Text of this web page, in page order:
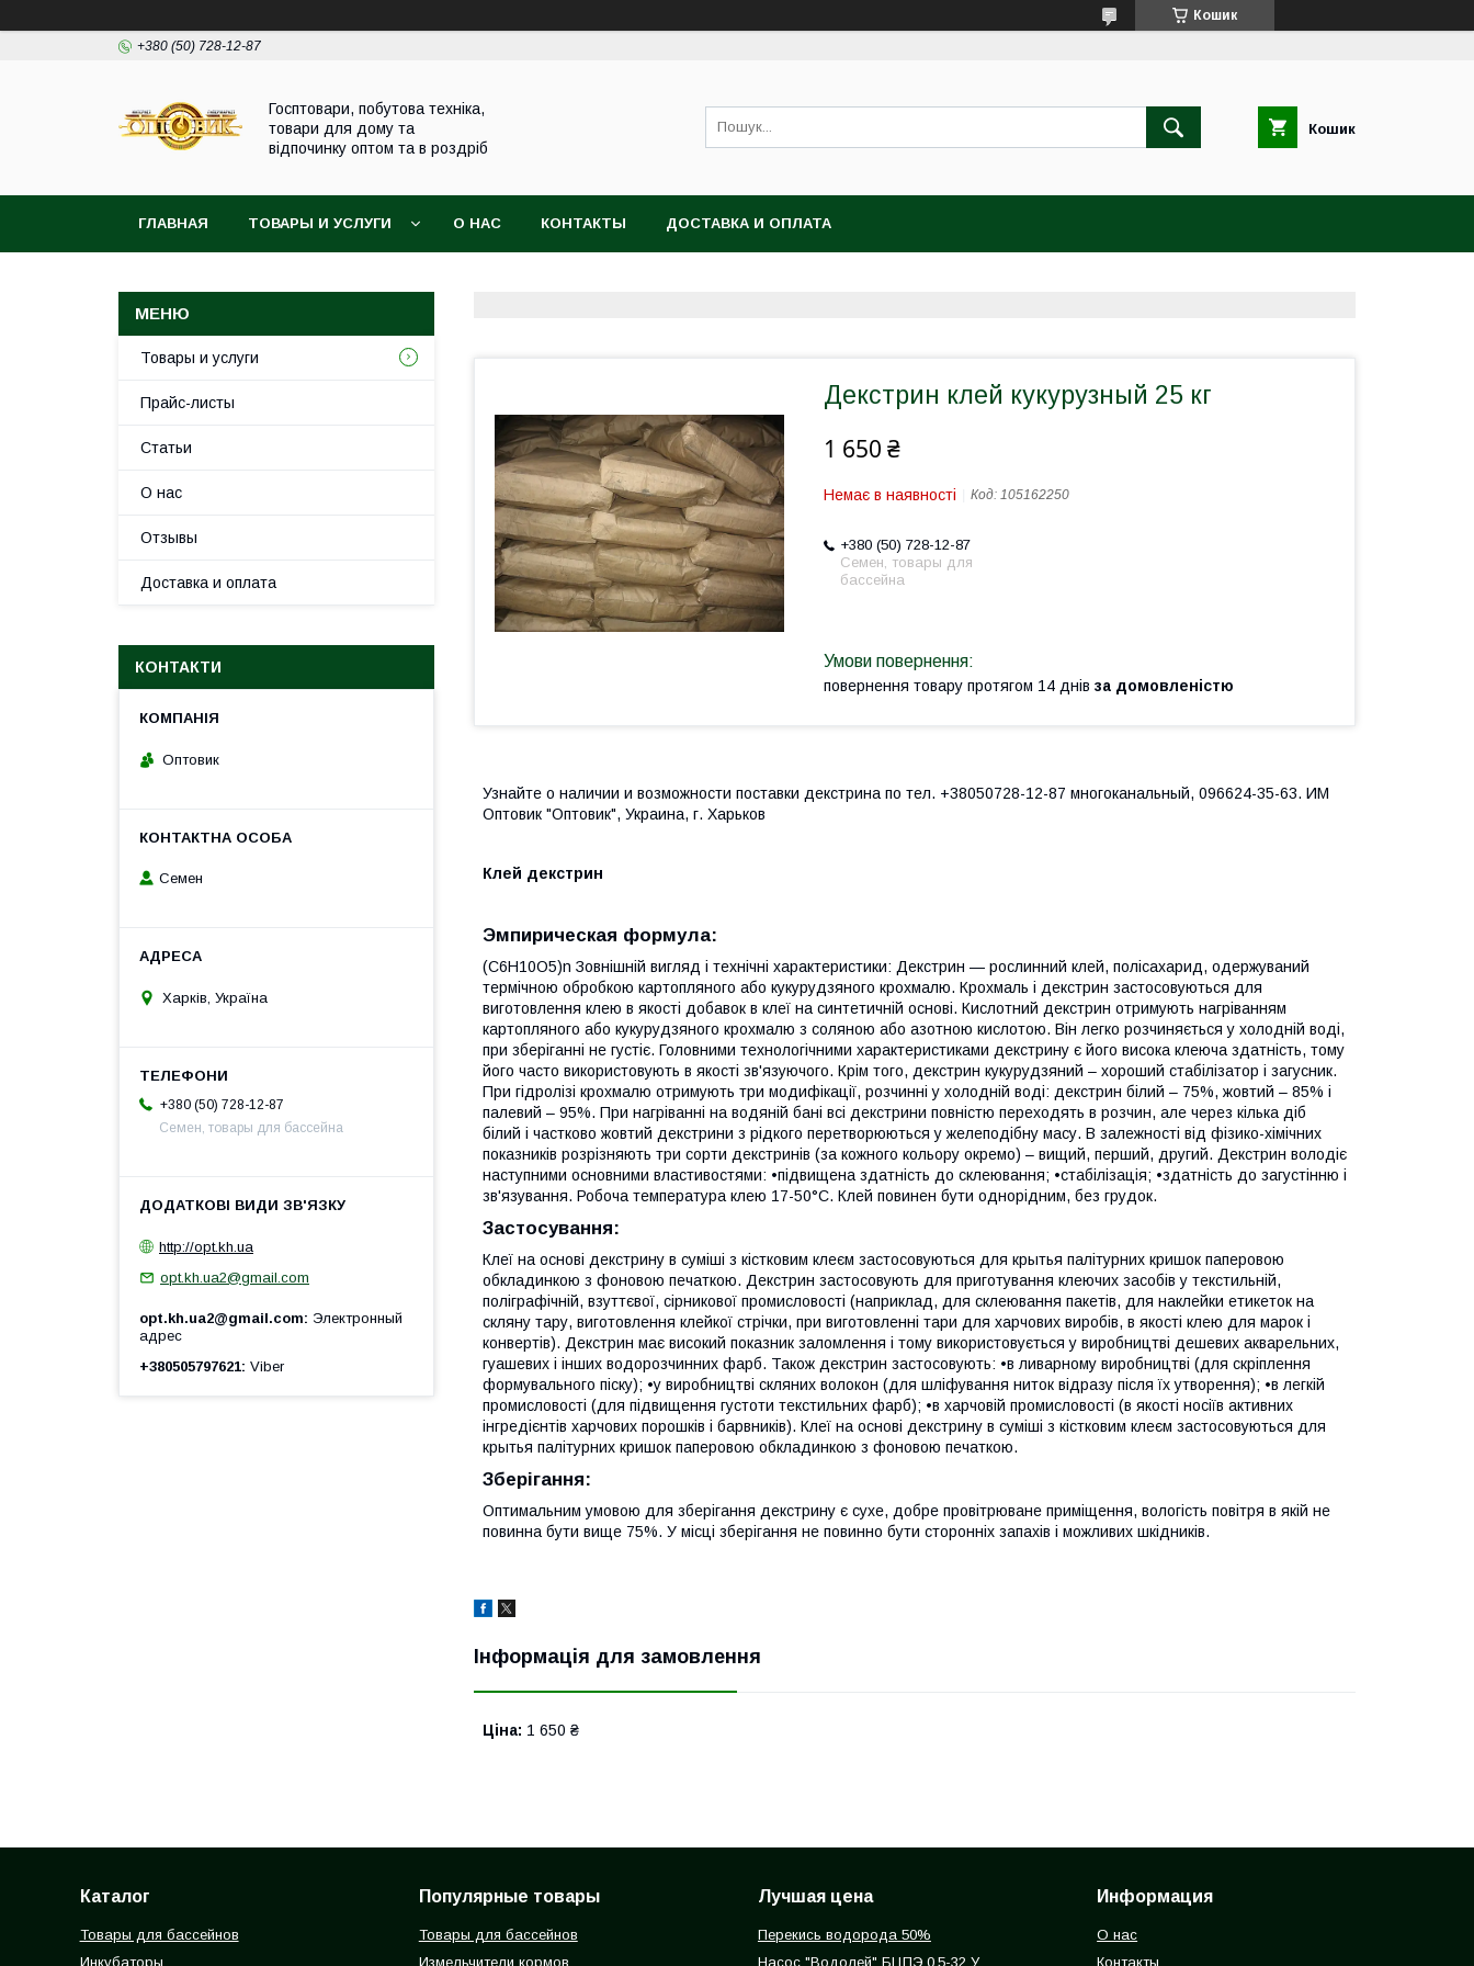
Кошик
+380 (50) 728-12-87
Госптовари, побутова техніка,
товари для дому та
відпочинку оптом та в роздріб
Кошик
ГЛАВНАЯ ТОВАРЫ И УСЛУГИ О НАС КОНТАКТЫ ДОСТАВКА И ОПЛАТА
Декстрин клей кукурузный 25 кг
1 650 ₴
Немає в наявності Код: 105162250
+380 (50) 728-12-87
Семен, товары для
бассейна
повернення товару протягом 14 днів за домовленістю
Узнайте о наличии и возможности поставки декстрина по тел. +38050728-12-87 многоканальный, 096624-35-63. ИМ
Оптовик "Оптовик", Украина, г. Харьков
Клей декстрин
Эмпирическая формула:
(C6H10O5)n Зовнішній вигляд і технічні характеристики: Декстрин — рослинний клей, полісахарид, одержуваний
термічною обробкою картопляного або кукурудзяного крохмалю. Крохмаль і декстрин застосовуються для
виготовлення клею в якості добавок в клеї на синтетичній основі. Кислотний декстрин отримують нагріванням
картопляного або кукурудзяного крохмалю з соляною або азотною кислотою. Він легко розчиняється у холодній воді,
при зберіганні не густіє. Головними технологічними характеристиками декстрину є його висока клеюча здатність, тому
його часто використовують в якості зв'язуючого. Крім того, декстрин кукурудзяний – хороший стабілізатор і загусник.
При гідролізі крохмалю отримують три модифікації, розчинні у холодній воді: декстрин білий – 75%, жовтий – 85% і
палевий – 95%. При нагріванні на водяній бані всі декстрини повністю переходять в розчин, але через кілька діб
білий і частково жовтий декстрини з рідкого перетворюються у желеподібну масу. В залежності від фізико-хімічних
показників розрізняють три сорти декстринів (за кожного кольору окремо) – вищий, перший, другий. Декстрин володіє
наступними основними властивостями: •підвищена здатність до склеювання; •стабілізація; •здатність до загустінню і
зв'язування. Робоча температура клею 17-50°С. Клей повинен бути однорідним, без грудок.
Застосування:
Клеї на основі декстрину в суміші з кістковим клеєм застосовуються для крытья палітурних кришок паперовою
обкладинкою з фоновою печаткою. Декстрин застосовують для приготування клеючих засобів у текстильній,
поліграфічній, взуттєвої, сірникової промисловості (наприклад, для склеювання пакетів, для наклейки етикеток на
скляну тару, виготовлення клейкої стрічки, при виготовленні тари для харчових виробів, в якості клею для марок і
конвертів). Декстрин має високий показник заломлення і тому використовується у виробництві дешевих акварельних,
гуашевих і інших водорозчинних фарб. Також декстрин застосовують: •в ливарному виробництві (для скріплення
формувального піску); •у виробництві скляних волокон (для шліфування ниток відразу після їх утворення); •в легкій
промисловості (для підвищення густоти текстильних фарб); •в харчовій промисловості (в якості носіїв активних
інгредієнтів харчових порошків і барвників). Клеї на основі декстрину в суміші з кістковим клеєм застосовуються для
крытья палітурних кришок паперовою обкладинкою з фоновою печаткою.
Зберігання:
Оптимальним умовою для зберігання декстрину є сухе, добре провітрюване приміщення, вологість повітря в якій не
повинна бути вище 75%. У місці зберігання не повинно бути сторонніх запахів і можливих шкідників.
Інформація для замовлення
Ціна: 1 650 ₴
Товары и услуги
Прайс-листы
Статьи
О нас
Отзывы
Доставка и оплата
КОНТАКТИ
Оптовик
Семен
Харків, Україна
+380 (50) 728-12-87
Семен, товары для бассейна
http://opt.kh.ua
opt.kh.ua2@gmail.com
opt.kh.ua2@gmail.com
Электронный
адрес
+380505797621 Viber
Каталог
Товары для бассейнов
Инкубаторы
Популярные товары
Товары для бассейнов
Измельчители кормов
Лучшая цена
Перекись водорода 50%
Насос "Водолей" БЦПЭ 0,5-32 У
Информация
О нас
Контакты